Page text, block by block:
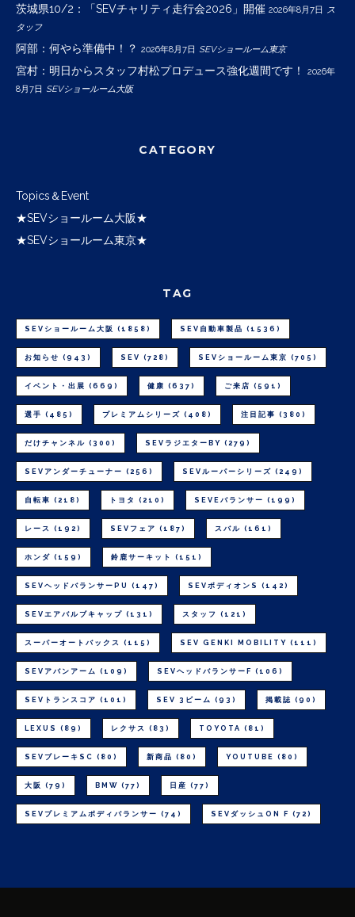
茨城県10/2：「SEVチャリティ走行会2026」開催 2026年8月7日 ス
タッフ
阿部：何やら準備中！？ 2026年8月7日 SEVショールーム東京
宮村：明日からスタッフ村松プロデュース強化週間です！
2026年
8月7日 SEVショールーム大阪
CATEGORY
Topics＆Event
★SEVショールーム大阪★
★SEVショールーム東京★
TAG
SEVショールーム大阪 (1858) SEV自動車製品 (1536)
お知らせ (943) SEV (728) SEVショールーム東京 (705)
イベント・出展 (669) 健康 (637) ご来店 (591)
選手 (485) プレミアムシリーズ (408) 注目記事 (380)
だけチャンネル (300) SEVラジエターBY (279)
SEVアンダーチューナー (256) SEVルーパーシリーズ (249)
自転車 (218) トヨタ (210) SEVEバランサー (199)
レース (192) SEVフェア (187) スバル (161)
ホンダ (159) 鈴鹿サーキット (151)
SEVヘッドバランサーPU (147) SEVボディオンS (142)
SEVエアバルブキャップ (131) スタッフ (121)
スーパーオートバックス (115) SEV GENKI MOBILITY (111)
SEVアバンアーム (109) SEVヘッドバランサーF (106)
SEVトランスコア (101) SEV 3ビーム (93) 掲載誌 (90)
LEXUS (89) レクサス (83) TOYOTA (81)
SEVブレーキSC (80) 新商品 (80) YOUTUBE (80)
大阪 (79) BMW (77) 日産 (77)
SEVプレミアムボディバランサー (74) SEVダッシュON F (72)